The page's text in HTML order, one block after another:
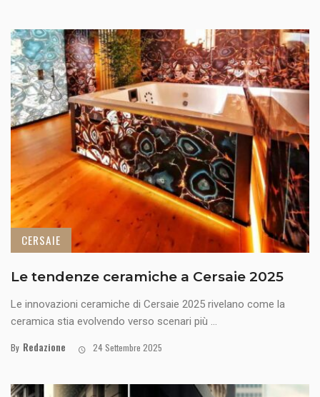
CERSAIE
Le tendenze ceramiche a Cersaie 2025
Le innovazioni ceramiche di Cersaie 2025 rivelano come la
ceramica stia evolvendo verso scenari più ...
By Redazione 24 Settembre 2025